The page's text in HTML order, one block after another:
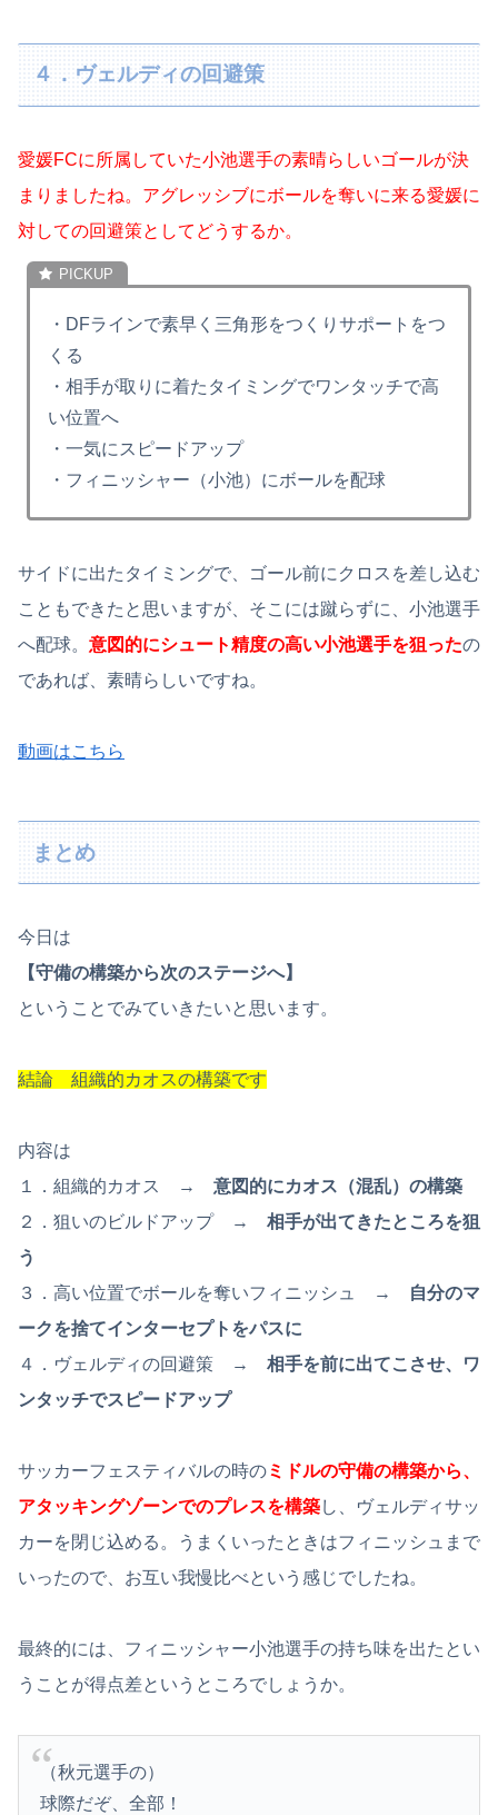
４．ヴェルディの回避策
愛媛FCに所属していた小池選手の素晴らしいゴールが決
まりましたね。アグレッシブにボールを奪いに来る愛媛に
対しての回避策としてどうするか。
・DFラインで素早く三角形をつくりサポートをつ
くる
・相手が取りに着たタイミングでワンタッチで高
い位置へ
・一気にスピードアップ
・フィニッシャー（小池）にボールを配球
サイドに出たタイミングで、ゴール前にクロスを差し込む
こともできたと思いますが、そこには蹴らずに、小池選手
へ配球。 意図的にシュート精度の高い小池選手を狙ったの
であれば、素晴らしいですね。
動画はこちら
まとめ
今日は
【守備の構築から次のステージへ】
ということでみていきたいと思います。
結論 組織的カオスの構築です
内容は
１．組織的カオス → 意図的にカオス（混乱）の構築
２．狙いのビルドアップ → 相手が出てきたところを狙
う
３．高い位置でボールを奪いフィニッシュ →
自分のマ
ークを捨てインターセプトをパスに
４．ヴェルディの回避策 → 相手を前に出てこさせ、ワ
ンタッチでスピードアップ
サッカーフェスティバルの時のミドルの守備の構築から、
アタッキングゾーンでのプレスを構築し、ヴェルディサッ
カーを閉じ込める。うまくいったときはフィニッシュまで
いったので、お互い我慢比べという感じでしたね。
最終的には、フィニッシャー小池選手の持ち味を出たとい
うことが得点差というところでしょうか。
（秋元選手の）
球際だぞ、全部！